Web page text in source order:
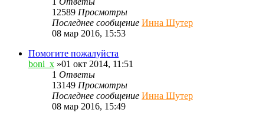
12589 Просмотры
Последнее сообщение Инна Шутер
08 мар 2016, 15:53
Помогите пожалуйста
boni_x »01 окт 2014, 11:51
1 Ответы
13149 Просмотры
Последнее сообщение Инна Шутер
08 мар 2016, 15:49